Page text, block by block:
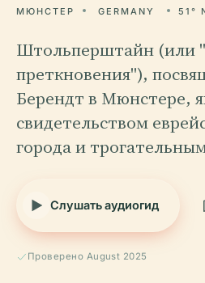
МЮНСТЕР GERMANY 51°
Штольперштайн (или
преткновения"),
Берендт в Мюнстере,
свидетельством
города и
Слушать аудиогид
Проверено August 2025